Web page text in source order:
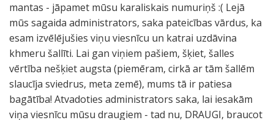
mantas - jāpamet mūsu karaliskais numuriņš :( Lejā
mūs sagaida administrators, saka pateicības vārdus, ka
esam izvēlējušies viņu viesnīcu un katrai uzdāvina
khmeru šallīti. Lai gan viņiem pašiem, šķiet, šalles
vērtība nešķiet augsta (piemēram, cirkā ar tām šallēm
slaucīja sviedrus, meta zemē), mums tā ir patiesa
bagātība! Atvadoties administrators saka, lai iesakām
viņa viesnīcu mūsu draugiem - tad nu, DRAUGI, braucot